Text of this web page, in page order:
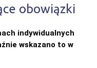
obowiązki
indywidualnych
wskazano to w